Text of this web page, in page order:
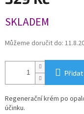
cena:
SKLADEM
Můžeme doručit do:
Regenerační krém po
účinku.